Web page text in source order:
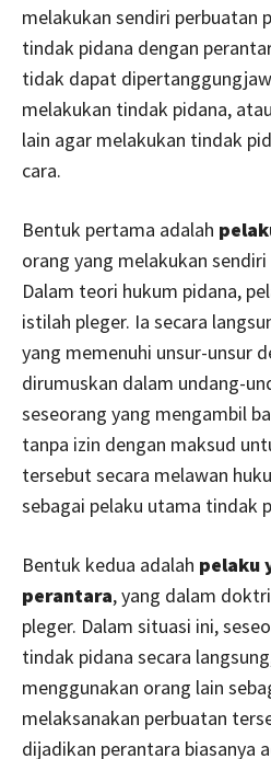
melakukan sendiri perbuatan
tindak pidana dengan
tidak dapat
melakukan tindak pidana,
lain agar melakukan tindak
cara.
Bentuk pertama adalah
orang yang melakukan
Dalam teori hukum pidana,
istilah pleger. Ia secara
yang memenuhi unsur-unsur
dirumuskan dalam undang-
seseorang yang mengambil
tanpa izin dengan maksud
tersebut secara melawan
sebagai pelaku utama tindak
Bentuk kedua adalah pelaku
perantara, yang dalam
pleger. Dalam situasi ini,
tindak pidana secara
menggunakan orang lain
melaksanakan perbuatan
dijadikan perantara biasanya